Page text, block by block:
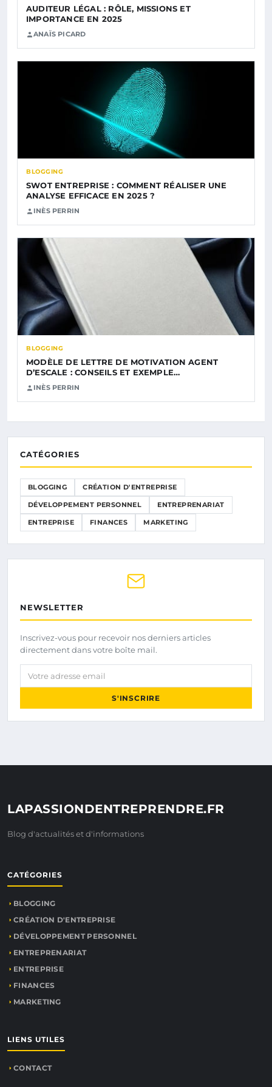
AUDITEUR LÉGAL : RÔLE, MISSIONS ET
IMPORTANCE EN 2025
ANAÏS PICARD
BLOGGING
SWOT ENTREPRISE : COMMENT RÉALISER UNE
ANALYSE EFFICACE EN 2025 ?
INÈS PERRIN
BLOGGING
MODÈLE DE LETTRE DE MOTIVATION AGENT
D’ESCALE : CONSEILS ET EXEMPLE…
INÈS PERRIN
CATÉGORIES
BLOGGING CRÉATION D'ENTREPRISE
DÉVELOPPEMENT PERSONNEL ENTREPRENARIAT
ENTREPRISE FINANCES MARKETING
NEWSLETTER
Inscrivez-vous pour recevoir nos derniers articles
directement dans votre boîte mail.
Votre adresse email
S'INSCRIRE
LAPASSIONDENTREPRENDRE.FR
Blog d'actualités et d'informations
CATÉGORIES
BLOGGING
CRÉATION D'ENTREPRISE
DÉVELOPPEMENT PERSONNEL
ENTREPRENARIAT
ENTREPRISE
FINANCES
MARKETING
LIENS UTILES
CONTACT